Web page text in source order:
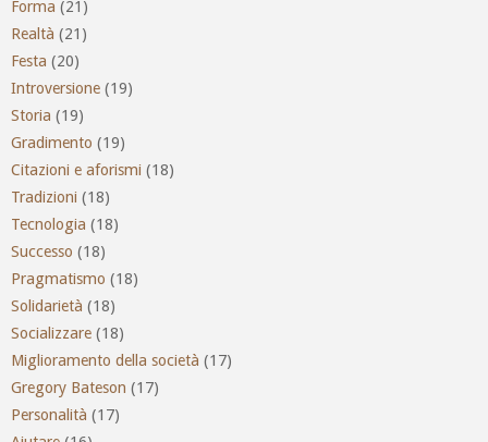
Forma (21)
Realtà (21)
Festa (20)
Introversione (19)
Storia (19)
Gradimento (19)
Citazioni e aforismi (18)
Tradizioni (18)
Tecnologia (18)
Successo (18)
Pragmatismo (18)
Solidarietà (18)
Socializzare (18)
Miglioramento della società (17)
Gregory Bateson (17)
Personalità (17)